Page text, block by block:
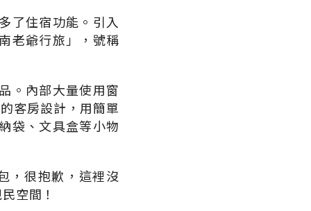
了住宿功能。引入
老爺行旅」，號稱
。內部大量使用窗
客房設計，用簡單
袋、文具盒等小物
，很抱歉，這裡沒
空間！